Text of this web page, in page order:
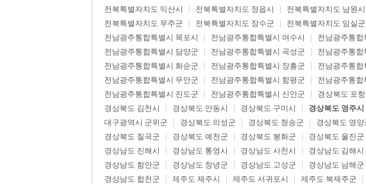
전북특별자치도 익산시
전북특별자치도 정읍시 전북특별자치도 남원시
전북특별자치도 무주군
전북특별자치도 장수군 전북특별자치도 임실군
전남광주통합특별시 목포시
전남광주통합특별시 여수시 전남광주통합
전남광주통합특별시 담양군
전남광주통합특별시 곡성군 전남광주통합
전남광주통합특별시 화순군
전남광주통합특별시 장흥군 전남광주통합
전남광주통합특별시 무안군
전남광주통합특별시 함평군 전남광주통합
전남광주통합특별시 진도군
전남광주통합특별시 신안군 경상북도 포항
경상북도 김천시
경상북도 안동시 경상북도 구미시 경상북도 영주시
대구광역시 군위군
경상북도 의성군 경상북도 청송군 경상북도 영양
경상북도 칠곡군
경상북도 예천군 경상북도 봉화군 경상북도 울진군
경상남도 진해시
경상남도 통영시 경상남도 사천시 경상남도 김해시
경상남도 함안군
경상남도 창녕군 경상남도 고성군 경상남도 남해군
경상남도 합천군
제주도 제주시 제주도 서귀포시 제주도 북제주군